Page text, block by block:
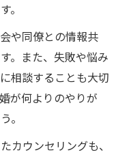
。
や同僚との情報共
。また、失敗や悩み
相談することも大切
が何よりのやりが
。
カウンセリングも、